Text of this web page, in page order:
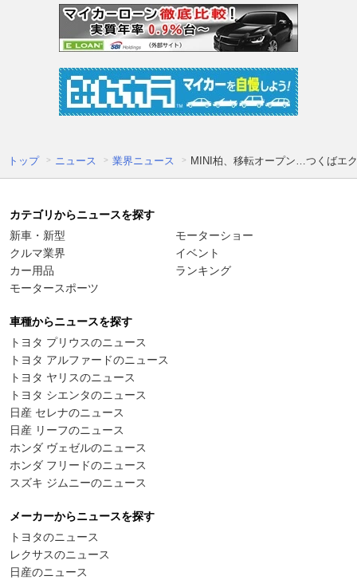
トップ ニュース 業界ニュース MINI柏、移転オープン…つくばエ
カテゴリからニュースを探す
新車・新型
クルマ業界
カー用品
モータースポーツ
モーターショー
イベント
ランキング
車種からニュースを探す
トヨタ プリウスのニュース
トヨタ アルファードのニュース
トヨタ ヤリスのニュース
トヨタ シエンタのニュース
日産 セレナのニュース
日産 リーフのニュース
ホンダ ヴェゼルのニュース
ホンダ フリードのニュース
スズキ ジムニーのニュース
メーカーからニュースを探す
トヨタのニュース
レクサスのニュース
日産のニュース